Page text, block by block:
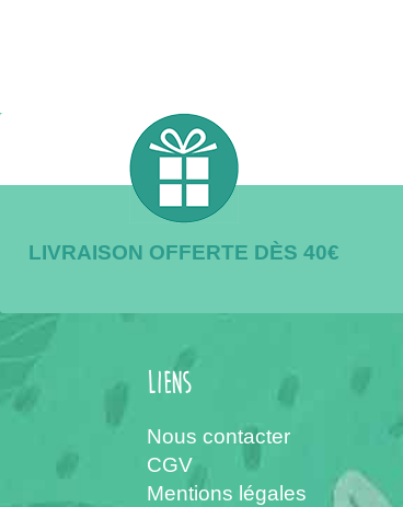
LIVRAISON OFFERTE DÈS 40€
Liens
Nous contacter
CGV
Mentions légales